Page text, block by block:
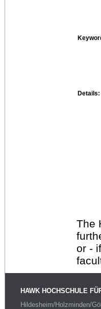
Details:
The
or -
HAWK HOCHSCHULE
Hildesheim/Holzminden/